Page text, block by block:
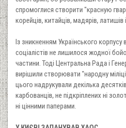
спромоглися створити "красную
корейців, китайців, мадярів, латишів
Із зникненням Українського корпусу
соціалістів не лишилося жодної
частини. Тоді Центральна Рада і
вирішили створювати "народну
цього надрукували декілька
карбованців, не підкріплених ні
ні цінними паперами.